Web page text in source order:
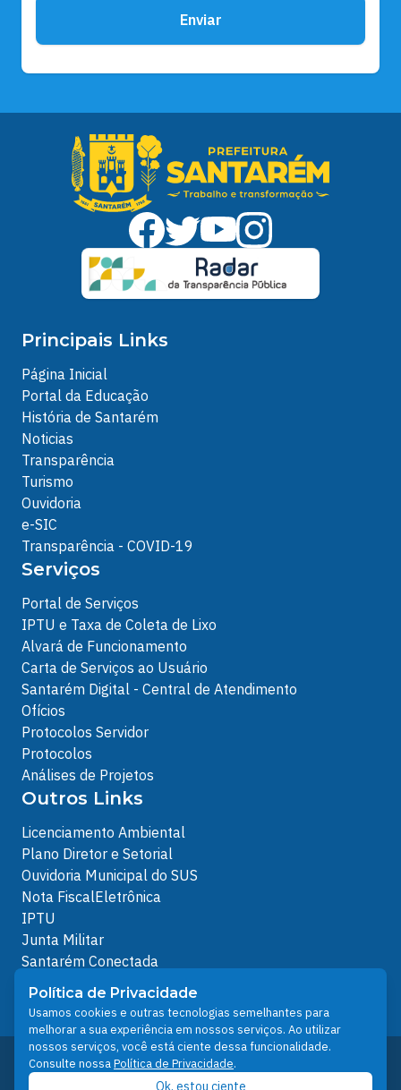
Enviar
Principais Links
Página Inicial
Portal da Educação
História de Santarém
Noticias
Transparência
Turismo
Ouvidoria
e-SIC
Transparência - COVID-19
Serviços
Portal de Serviços
IPTU e Taxa de Coleta de Lixo
Alvará de Funcionamento
Carta de Serviços ao Usuário
Santarém Digital - Central de Atendimento
Ofícios
Protocolos Servidor
Protocolos
Análises de Projetos
Outros Links
Licenciamento Ambiental
Plano Diretor e Setorial
Ouvidoria Municipal do SUS
Nota FiscalEletrônica
IPTU
Junta Militar
Santarém Conectada
Política de Privacidade
People illustrations by Storyset
Desenvolvido pelo Núcleo Técnico de Gestão de
Tecnologia da Informação - NTI
Política de Privacidade
Usamos cookies e outras tecnologias semelhantes para
melhorar a sua experiência em nossos serviços. Ao utilizar
nossos serviços, você está ciente dessa funcionalidade.
Consulte nossaPolítica de Privacidade.
Ok, estou ciente